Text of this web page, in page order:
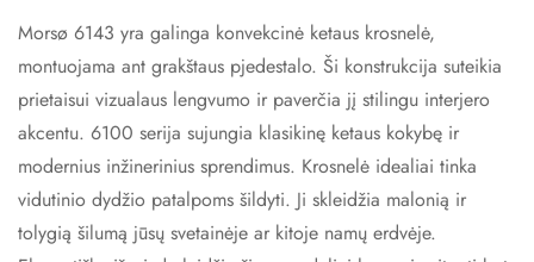
Morsø 6143 yra galinga konvekcinė ketaus krosnelė,
montuojama ant grakštaus pjedestalo. Ši konstrukcija suteikia
prietaisui vizualaus lengvumo ir paverčia jį stilingu interjero
akcentu. 6100 serija sujungia klasikinę ketaus kokybę ir
modernius inžinerinius sprendimus. Krosnelė idealiai tinka
vidutinio dydžio patalpoms šildyti. Ji skleidžia malonią ir
tolygią šilumą jūsų svetainėje ar kitoje namų erdvėje.